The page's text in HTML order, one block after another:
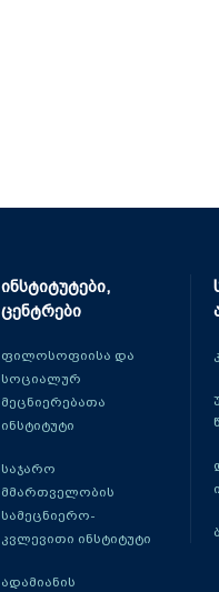
ინსტიტუტები,
ცენტრები
ფილოსოფიისა და
სოციალურ
მეცნიერებათა
ინსტიტუტი
საჯარო
მმართველობის
სამეცნიერო-
კვლევითი ინსტიტუტი
ადამიანის